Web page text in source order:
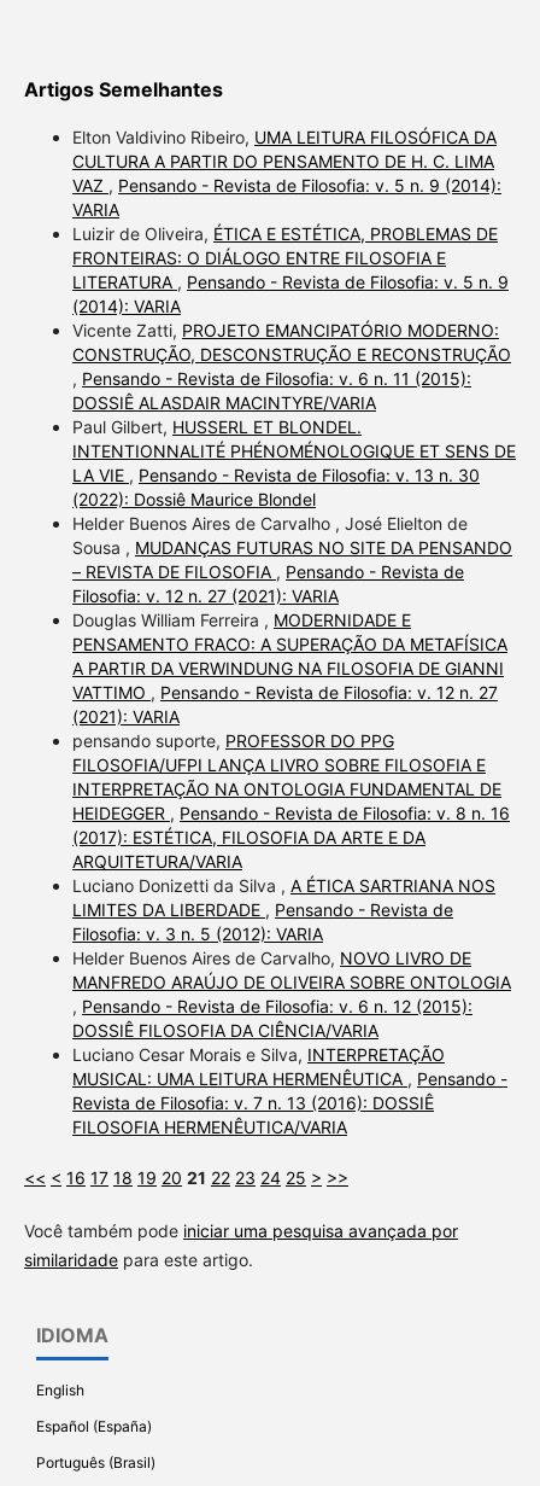
Artigos Semelhantes
Elton Valdivino Ribeiro, UMA LEITURA FILOSÓFICA DA
CULTURA A PARTIR DO PENSAMENTO DE H. C. LIMA
VAZ , Pensando - Revista de Filosofia: v. 5 n. 9 (2014):
VARIA
Luizir de Oliveira, ÉTICA E ESTÉTICA, PROBLEMAS DE
FRONTEIRAS: O DIÁLOGO ENTRE FILOSOFIA E
LITERATURA , Pensando - Revista de Filosofia: v. 5 n. 9
(2014): VARIA
Vicente Zatti, PROJETO EMANCIPATÓRIO MODERNO:
CONSTRUÇÃO, DESCONSTRUÇÃO E RECONSTRUÇÃO
, Pensando - Revista de Filosofia: v. 6 n. 11 (2015):
DOSSIÊ ALASDAIR MACINTYRE/VARIA
Paul Gilbert, HUSSERL ET BLONDEL.
INTENTIONNALITÉ PHÉNOMÉNOLOGIQUE ET SENS DE
LA VIE , Pensando - Revista de Filosofia: v. 13 n. 30
(2022): Dossiê Maurice Blondel
Helder Buenos Aires de Carvalho , José Elielton de
Sousa , MUDANÇAS FUTURAS NO SITE DA PENSANDO
– REVISTA DE FILOSOFIA , Pensando - Revista de
Filosofia: v. 12 n. 27 (2021): VARIA
Douglas William Ferreira , MODERNIDADE E
PENSAMENTO FRACO: A SUPERAÇÃO DA METAFÍSICA
A PARTIR DA VERWINDUNG NA FILOSOFIA DE GIANNI
VATTIMO , Pensando - Revista de Filosofia: v. 12 n. 27
(2021): VARIA
pensando suporte, PROFESSOR DO PPG
FILOSOFIA/UFPI LANÇA LIVRO SOBRE FILOSOFIA E
INTERPRETAÇÃO NA ONTOLOGIA FUNDAMENTAL DE
HEIDEGGER , Pensando - Revista de Filosofia: v. 8 n. 16
(2017): ESTÉTICA, FILOSOFIA DA ARTE E DA
ARQUITETURA/VARIA
Luciano Donizetti da Silva , A ÉTICA SARTRIANA NOS
LIMITES DA LIBERDADE , Pensando - Revista de
Filosofia: v. 3 n. 5 (2012): VARIA
Helder Buenos Aires de Carvalho, NOVO LIVRO DE
MANFREDO ARAÚJO DE OLIVEIRA SOBRE ONTOLOGIA
, Pensando - Revista de Filosofia: v. 6 n. 12 (2015):
DOSSIÊ FILOSOFIA DA CIÊNCIA/VARIA
Luciano Cesar Morais e Silva, INTERPRETAÇÃO
MUSICAL: UMA LEITURA HERMENÊUTICA , Pensando -
Revista de Filosofia: v. 7 n. 13 (2016): DOSSIÊ
FILOSOFIA HERMENÊUTICA/VARIA
<< < 16 17 18 19 20 21 22 23 24 25 > >>
Você também pode iniciar uma pesquisa avançada por
similaridadepara este artigo.
IDIOMA
English
Español (España)
Português (Brasil)